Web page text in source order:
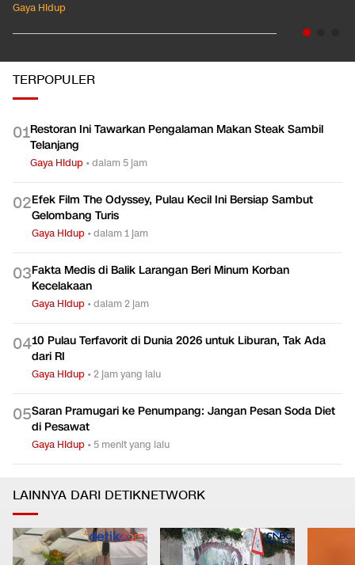
Gaya Hidup
TERPOPULER
01Restoran Ini Tawarkan Pengalaman Makan Steak Sambil
Telanjang
Gaya Hidup •dalam 5 jam
02Efek Film The Odyssey, Pulau Kecil Ini Bersiap Sambut
Gelombang Turis
Gaya Hidup •dalam 1 jam
03Fakta Medis di Balik Larangan Beri Minum Korban
Kecelakaan
Gaya Hidup •dalam 2 jam
0410 Pulau Terfavorit di Dunia 2026 untuk Liburan, Tak Ada
dari RI
Gaya Hidup •2 jam yang lalu
05Saran Pramugari ke Penumpang: Jangan Pesan Soda Diet
di Pesawat
Gaya Hidup • 5 menit yang lalu
LAINNYA DARI DETIKNETWORK